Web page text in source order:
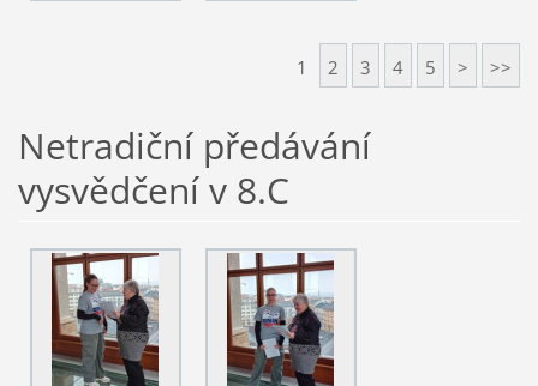
1 2 3 4 5 > >>
Netradiční předávání
vysvědčení v 8.C